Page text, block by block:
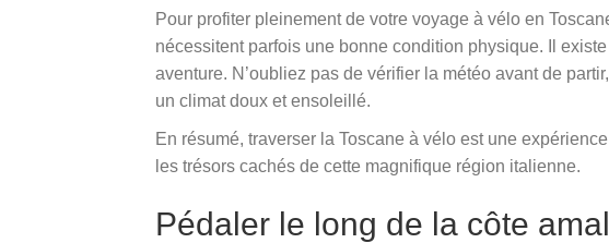
Pour profiter pleinement de votre voyage à vélo en
nécessitent parfois une bonne condition physique. Il
aventure. N’oubliez pas de vérifier la météo avant de
un climat doux et ensoleillé.
En résumé, traverser la Toscane à vélo est une
les trésors cachés de cette magnifique région italienne.
Pédaler le long de la côte